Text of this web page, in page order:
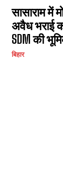
सासाराम में
अवैध भराई
SDM की
बिहार